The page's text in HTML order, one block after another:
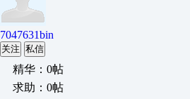
7047631bin
关注 私信
精华：0帖
求助：0帖